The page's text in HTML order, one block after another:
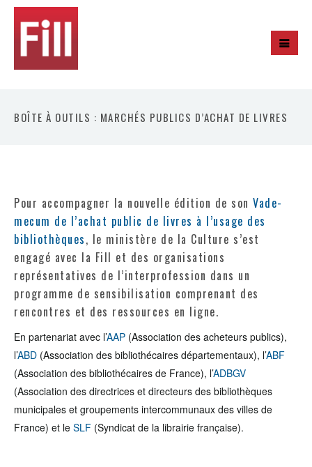
BOÎTE À OUTILS : MARCHÉS PUBLICS D’ACHAT DE LIVRES
Pour accompagner la nouvelle édition de son Vade-
mecum de l’achat public de livres à l’usage des
bibliothèques, le ministère de la Culture s’est
engagé avec la Fill et des organisations
représentatives de l’interprofession dans un
programme de sensibilisation comprenant des
rencontres et des ressources en ligne.
En partenariat avec l’AAP (Association des acheteurs publics),
l’ABD (Association des bibliothécaires départementaux), l’ABF
(Association des bibliothécaires de France), l’ADBGV
(Association des directrices et directeurs des bibliothèques
municipales et groupements intercommunaux des villes de
France) et le SLF (Syndicat de la librairie française).